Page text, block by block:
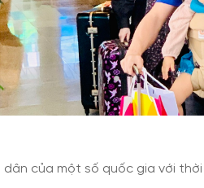
của một số quốc gia với